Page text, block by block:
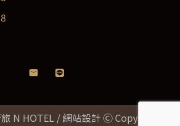
N HOTEL / 網站設計 Ⓒ Copyright